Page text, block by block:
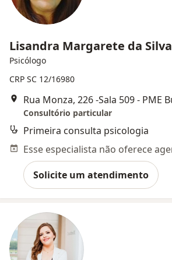
Lisandra Margarete da Silva
Psicólogo
CRP SC 12/16980
Consultório particular
Primeira consulta psicologia
Solicite um atendimento